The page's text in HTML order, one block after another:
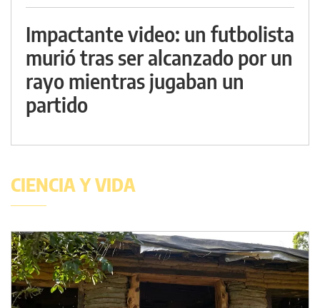
Impactante video: un futbolista
murió tras ser alcanzado por un
rayo mientras jugaban un
partido
CIENCIA Y VIDA